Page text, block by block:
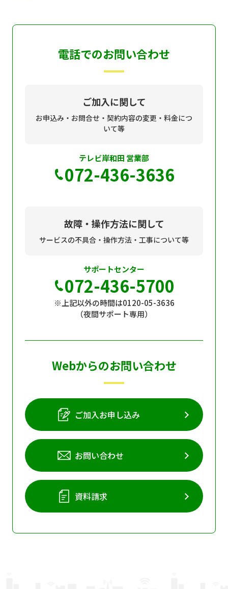
電話でのお問い合わせ
ご加入に関して
お申込み・お問合せ・契約内容の変更・料金につ
いて等
テレビ岸和田 営業部
072-436-3636
故障・操作方法に関して
サービスの不具合・操作方法・工事について等
サポートセンター
072-436-5700
※上記以外の時間は0120-05-3636
（夜間サポート専用）
Webからのお問い合わせ
ご加入お申し込み
お問い合わせ
資料請求